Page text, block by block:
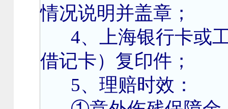
情况说明并盖章；
4、上海银行卡或
借记卡）复印件；
5、理赔时效：